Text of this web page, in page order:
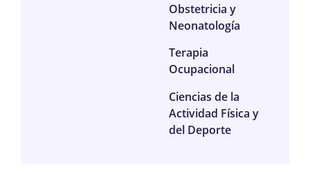
Obstetricia y
Neonatología
Terapia
Ocupacional
Ciencias de la
Actividad Física y
del Deporte